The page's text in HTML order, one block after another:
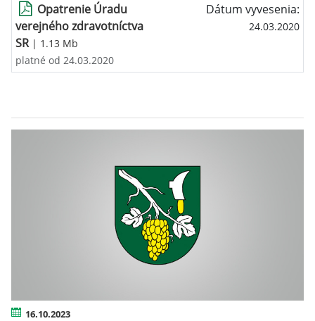
Opatrenie Úradu
verejného zdravotníctva
SR | 1.13 Mb
Dátum vyvesenia:
24.03.2020
platné od 24.03.2020
16.10.2023